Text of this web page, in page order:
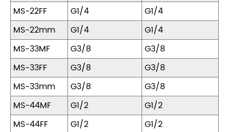
MS-22FF
G1/4
G1/4
MS-22mm
G1/4
G1/4
MS-33MF
G3/8
G3/8
MS-33FF
G3/8
G3/8
MS-33mm
G3/8
G3/8
MS-44MF
G1/2
G1/2
MS-44FF
G1/2
G1/2